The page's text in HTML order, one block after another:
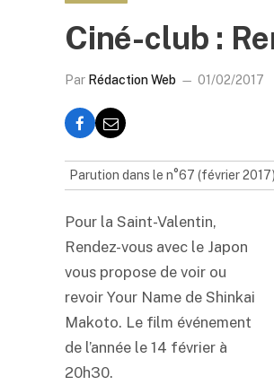
Ciné-club :
Par Rédaction Web 01/02/2017
Parution dans le n°67 (février 2017)
Pour la Saint-Valentin,
Rendez-vous avec le Japon
vous propose de voir ou
revoir Your Name de Shinkai
Makoto. Le film événement
de l’année le 14 février à
20h30.